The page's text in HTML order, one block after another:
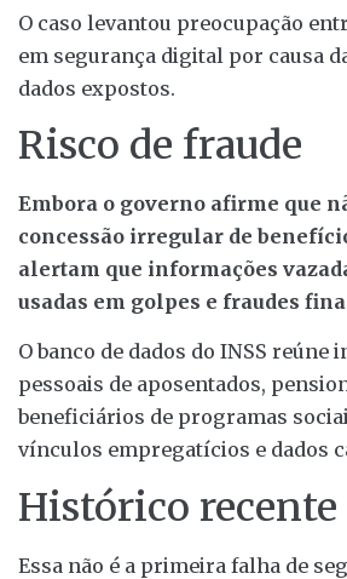
O caso levantou preocupação
em segurança digital por causa
dados expostos.
Risco de fraude
Embora o governo afirme que
concessão irregular de
alertam que informações
usadas em golpes e fraudes
O banco de dados do INSS reúne
pessoais de aposentados,
beneficiários de programas
vínculos empregatícios e dados
Histórico recente
Essa não é a primeira falha de